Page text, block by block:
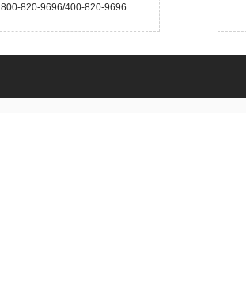
800-820-9696/400-820-9696